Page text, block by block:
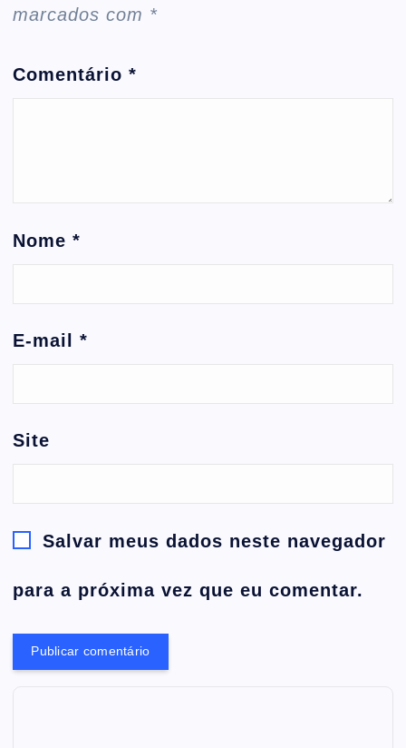
marcados com *
Comentário*
Nome*
E-mail*
Site
Salvar meus dados neste navegador
para a próxima vez que eu comentar.